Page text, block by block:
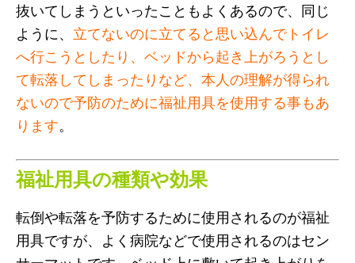
抜いてしまうといったこともよくあるので、同じ
ように、 立てないのに立てると思い込んでトイレ
へ行こうとしたり、ベッドから起き上がろうとし
て転落してしまったりなど、本人の理解が得られ
ないので予防のために福祉用具を使用する事もあ
ります。
福祉用具の種類や効果
転倒や転落を予防するために使用されるのが福祉
用具ですが、よく病院などで使用されるのはセン